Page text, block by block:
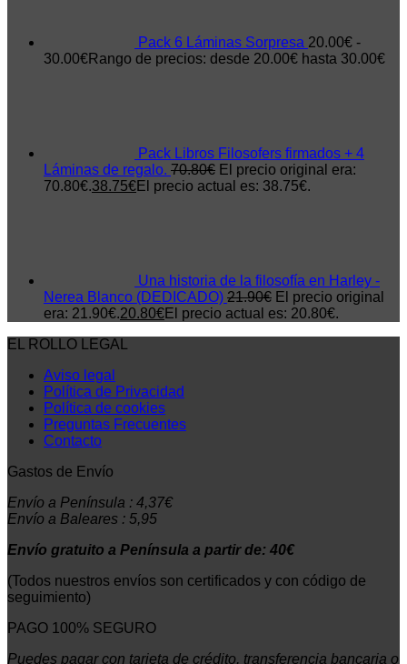
Pack 6 Láminas Sorpresa 20.00€ -
30.00€Rango de precios: desde 20.00€ hasta 30.00€
Pack Libros Filosofers firmados + 4
Láminas de regalo. 70.80€ El precio original era:
70.80€.38.75€El precio actual es: 38.75€.
Una historia de la filosofía en Harley -
Nerea Blanco (DEDICADO) 21.90€ El precio original
era: 21.90€.20.80€El precio actual es: 20.80€.
EL ROLLO LEGAL
Aviso legal
Política de Privacidad
Política de cookies
Preguntas Frecuentes
Contacto
Gastos de Envío
Envío a Península : 4,37€
Envío a Baleares : 5,95
Envío gratuito a Península a partir de: 40€
(Todos nuestros envíos son certificados y con código de
seguimiento)
PAGO 100% SEGURO
Puedes pagar con tarjeta de crédito, transferencia bancaria o